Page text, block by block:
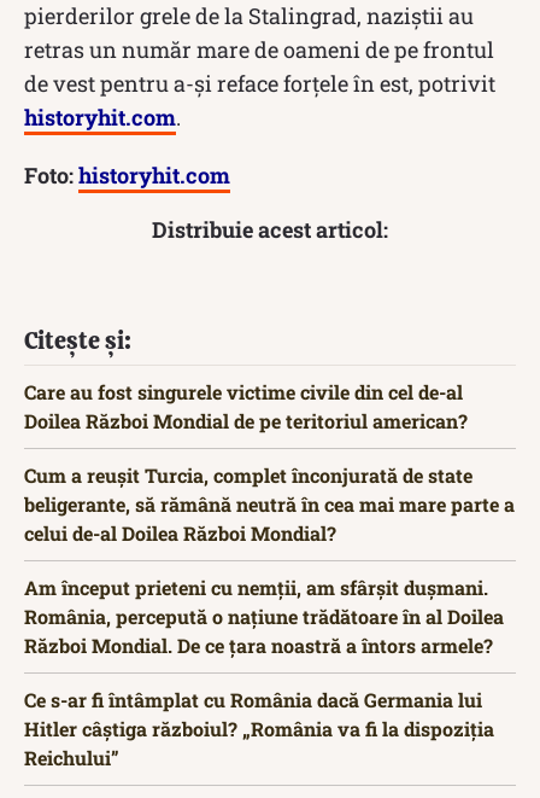
pierderilor grele de la Stalingrad, naziștii au
retras un număr mare de oameni de pe frontul
de vest pentru a-și reface forțele în est, potrivit
historyhit.com.
Foto:historyhit.com
Distribuie acest articol:
Citește și:
Care au fost singurele victime civile din cel de-al
Doilea Război Mondial de pe teritoriul american?
Cum a reușit Turcia, complet înconjurată de state
beligerante, să rămână neutră în cea mai mare parte a
celui de-al Doilea Război Mondial?
Am început prieteni cu nemții, am sfârșit dușmani.
România, percepută o națiune trădătoare în al Doilea
Război Mondial. De ce țara noastră a întors armele?
Ce s-ar fi întâmplat cu România dacă Germania lui
Hitler câștiga războiul? „România va fi la dispoziția
Reichului”